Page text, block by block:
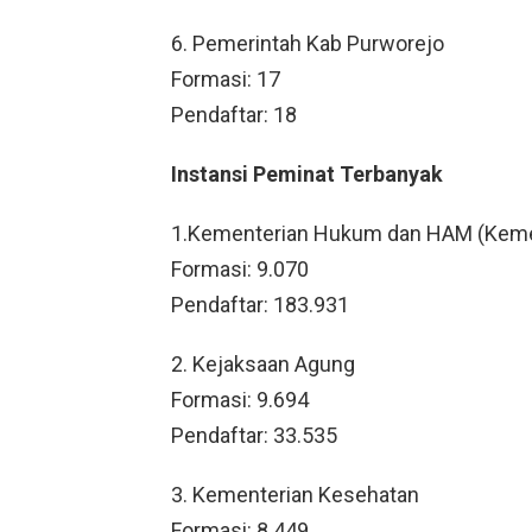
6. Pemerintah Kab Purworejo
Formasi: 17
Pendaftar: 18
Instansi Peminat Terbanyak
1.Kementerian Hukum dan HAM
Formasi: 9.070
Pendaftar: 183.931
2. Kejaksaan Agung
Formasi: 9.694
Pendaftar: 33.535
3. Kementerian Kesehatan